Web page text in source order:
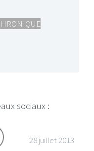
sociaux :
28 juillet 2013